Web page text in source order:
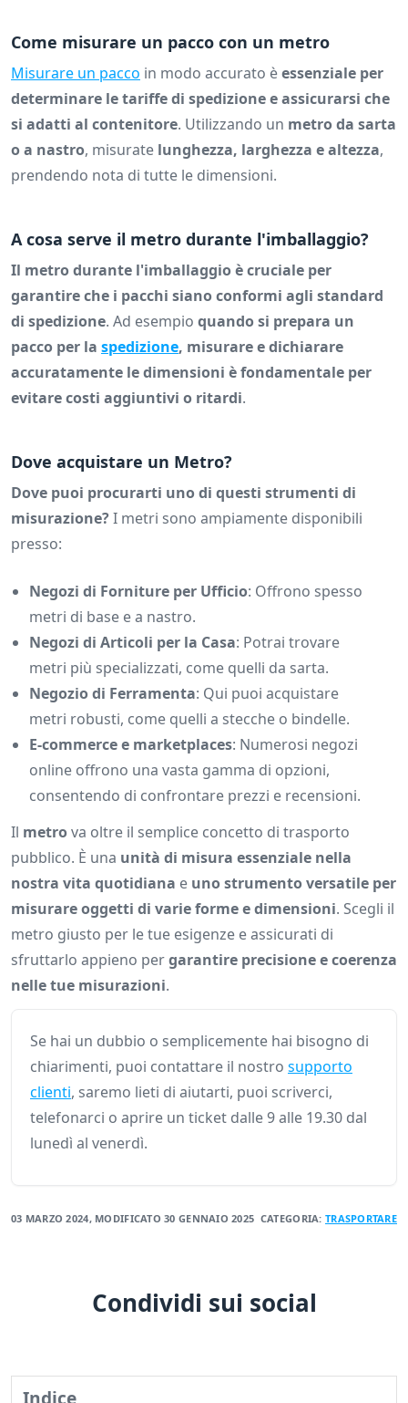
Come misurare un pacco con un metro
Misurare un pacco in modo accurato èessenziale per
determinare le tariffe di spedizione e assicurarsi che
si adatti al contenitore. Utilizzando un metro da sarta
o a nastro, misurate lunghezza, larghezza e altezza,
prendendo nota di tutte le dimensioni.
A cosa serve il metro durante l'imballaggio?
Il metro durante l'imballaggio è cruciale per
garantire che i pacchi siano conformi agli standard
di spedizione. Ad esempio quando si prepara un
pacco per la spedizione, misurare e dichiarare
accuratamente le dimensioni è fondamentale per
evitare costi aggiuntivi o ritardi.
Dove acquistare un Metro?
Dove puoi procurarti uno di questi strumenti di
misurazione?I metri sono ampiamente disponibili
presso:
Negozi di Forniture per Ufficio: Offrono spesso
metri di base e a nastro.
Negozi di Articoli per la Casa: Potrai trovare
metri più specializzati, come quelli da sarta.
Negozio di Ferramenta: Qui puoi acquistare
metri robusti, come quelli a stecche o bindelle.
E-commerce e marketplaces: Numerosi negozi
online offrono una vasta gamma di opzioni,
consentendo di confrontare prezzi e recensioni.
Il metrova oltre il semplice concetto di trasporto
pubblico. È una unità di misura essenziale nella
nostra vita quotidiana e uno strumento versatile per
misurare oggetti di varie forme e dimensioni. Scegli il
metro giusto per le tue esigenze e assicurati di
sfruttarlo appieno pergarantire precisione e coerenza
nelle tue misurazioni.
Se hai un dubbio o semplicemente hai bisogno di
chiarimenti, puoi contattare il nostro supporto
clienti, saremo lieti di aiutarti, puoi scriverci,
telefonarci o aprire un ticket dalle 9 alle 19.30 dal
lunedì al venerdì.
03 MARZO 2024, MODIFICATO30 GENNAIO 2025 CATEGORIA: TRASPORTARE
Condividi sui social
Indice